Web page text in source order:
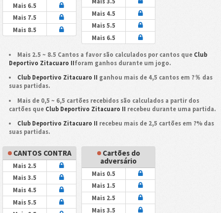
Mais 6.5
Mais 7.5
Mais 8.5
Mais 4.5
Mais 5.5
Mais 6.5
Mais 2.5 ~ 8.5 Cantos a favor são calculados por cantos que Club
Deportivo Zitacuaro IIforam ganhos durante um jogo.
Club Deportivo Zitacuaro II ganhou mais de 4,5 cantos em ?％ das
suas partidas.
Mais de 0,5 ~ 6,5 cartões recebidos são calculados a partir dos
cartões que Club Deportivo Zitacuaro II recebeu durante uma partida.
Club Deportivo Zitacuaro II recebeu mais de 2,5 cartões em ?% das
suas partidas.
CANTOS CONTRA
Mais 2.5
Mais 3.5
Mais 4.5
Mais 5.5
Cartões do
adversário
Mais 0.5
Mais 1.5
Mais 2.5
Mais 3.5